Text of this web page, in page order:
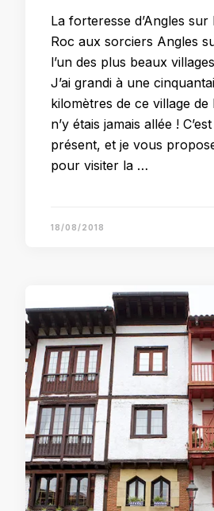
La forteresse d’Angles sur
Roc aux sorciers Angles
l’un des plus beaux
J’ai grandi à une
kilomètres de ce village de
n’y étais jamais allée !
présent, et je vous
pour visiter la …
18/08/2018